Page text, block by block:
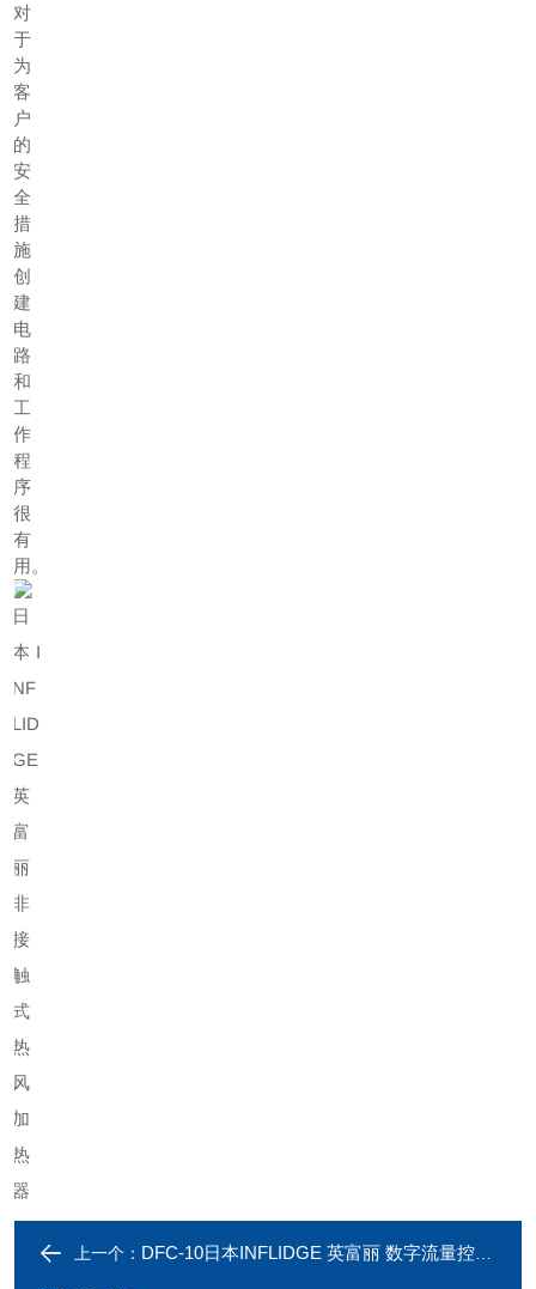
对
于
为
客
户
的
安
全
措
施
创
建
电
路
和
工
作
程
序
很
有
用。
上一个： DFC-10日本INFLIDGE 英富丽 数字流量控制器